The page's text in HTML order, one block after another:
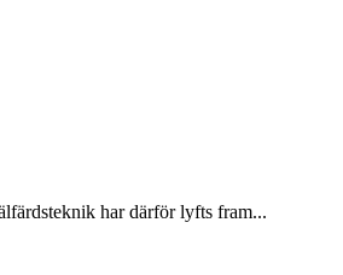
har därför lyfts fram...